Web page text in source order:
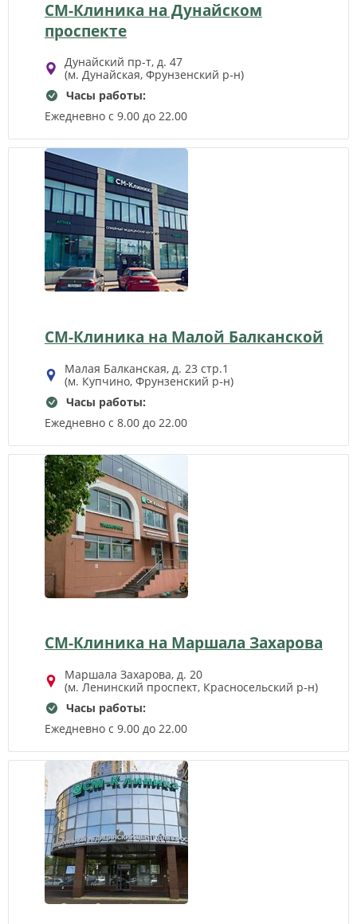
СМ-Клиника на Дунайском
проспекте
Дунайский пр-т, д. 47
(м. Дунайская, Фрунзенский р‑н)
Часы работы:
Ежедневно с 9.00 до 22.00
СМ-Клиника на Малой Балканской
Малая Балканская, д. 23 стр.1
(м. Купчино, Фрунзенский р‑н)
Часы работы:
Ежедневно с 8.00 до 22.00
СМ-Клиника на Маршала Захарова
Маршала Захарова, д. 20
(м. Ленинский проспект, Красносельский р‑н)
Часы работы:
Ежедневно с 9.00 до 22.00